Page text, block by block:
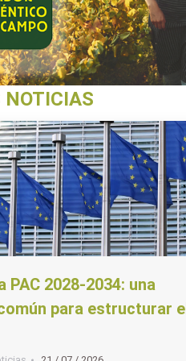
PAC 2028-2034: una
para estructurar el